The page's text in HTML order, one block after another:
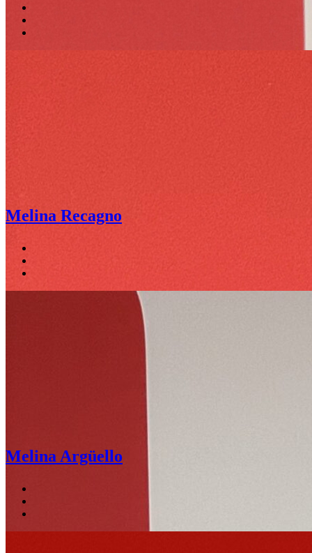
Melina Recagno
Melina Argüello